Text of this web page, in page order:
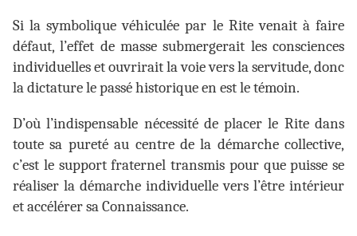
Si la symbolique véhiculée par le Rite venait à faire
défaut, l’effet de masse submergerait les consciences
individuelles et ouvrirait la voie vers la servitude, donc
la dictature le passé historique en est le témoin.
D’où l’indispensable nécessité de placer le Rite dans
toute sa pureté au centre de la démarche collective,
c’est le support fraternel transmis pour que puisse se
réaliser la démarche individuelle vers l’être intérieur
et accélérer sa Connaissance.